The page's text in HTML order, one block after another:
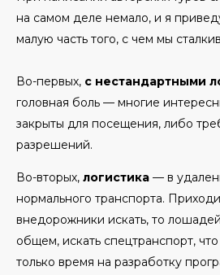
на самом деле немало, и я
малую часть того, с чем мы
Во-первых, с нестандартными
головная боль — многие
закрыты для посещения, либо
разрешений.
Во-вторых, логистика — в
нормального транспорта.
внедорожники искать, то
общем, искать спецтранспорт,
только время на разработку